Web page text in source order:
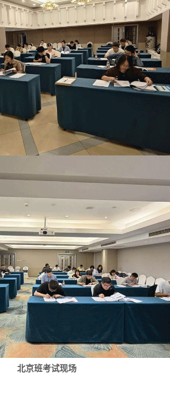
北京班考试现场